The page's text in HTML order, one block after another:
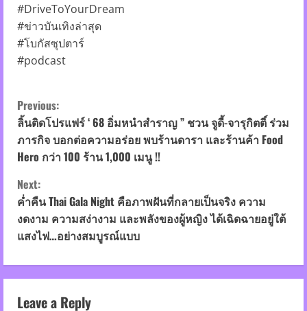
#DriveToYourDream
#ข่าวบันเทิงล่าสุด
#โบกัสซุปตาร์
#podcast
C
o
n
t
i
n
u
e
Previous:
ลิ้นติดโปรแฟร์ ‘ 68 อิ่มหนำสำราญ ” ชวน จูดี้-จารุกิตติ์ ร่วม
ภารกิจ บอกต่อความอร่อย พบร้านดารา และร้านค้า Food
Hero กว่า 100 ร้าน 1,000 เมนู !!
Next:
ค่ำคืน Thai Gala Night คือภาพฝันที่กลายเป็นจริง ความ
งดงาม ความสง่างาม และพลังของผู้หญิง ได้เฉิดฉายอยู่ใต้
แสงไฟ…อย่างสมบูรณ์แบบ
Leave a Reply